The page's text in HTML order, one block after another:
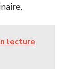
lecture